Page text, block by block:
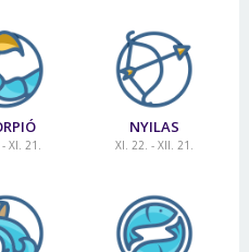
XI. 21.
NYILAS
XI. 22. - XII. 21.